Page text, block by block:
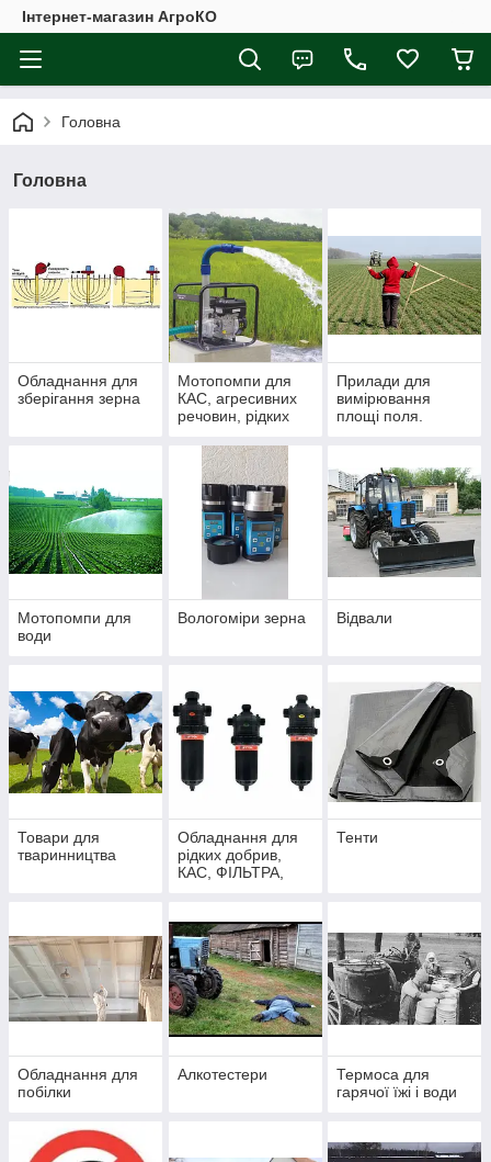
Інтернет-магазин АгроКО
Головна
Головна
Обладнання для
зберігання зерна
Мотопомпи для
КАС, агресивних
речовин, рідких
Прилади для
вимірювання
площі поля.
водіння
Мотопомпи для
води
Вологоміри зерна Відвали
Товари для
тваринництва
Обладнання для
рідких добрив,
КАС, ФІЛЬТРА,
Тенти
Обладнання для
побілки
Алкотестери
Термоса для
гарячої їжі і води